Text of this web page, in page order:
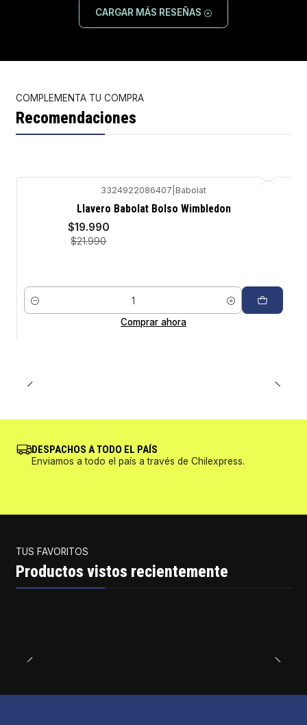
CARGAR MÁS RESEÑAS
COMPLEMENTA TU COMPRA
Recomendaciones
3324922086407 Babolat
Llavero Babolat Bolso Wimbledon
$19.990
$21.990
Cantidad
Comprar ahora
DESPACHOS A TODO EL PAÍS
Enviamos a todo el país a través de Chilexpress.
TUS FAVORITOS
Productos vistos recientemente